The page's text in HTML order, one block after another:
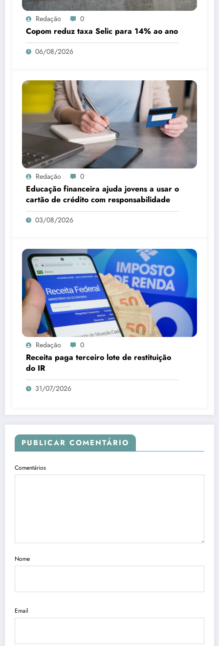
Redação 0
Copom reduz taxa Selic para 14% ao ano
06/08/2026
Redação 0
Educação financeira ajuda jovens a usar o
cartão de crédito com responsabilidade
03/08/2026
Redação 0
Receita paga terceiro lote de restituição
do IR
31/07/2026
PUBLICAR COMENTÁRIO
Comentários
Nome
Email